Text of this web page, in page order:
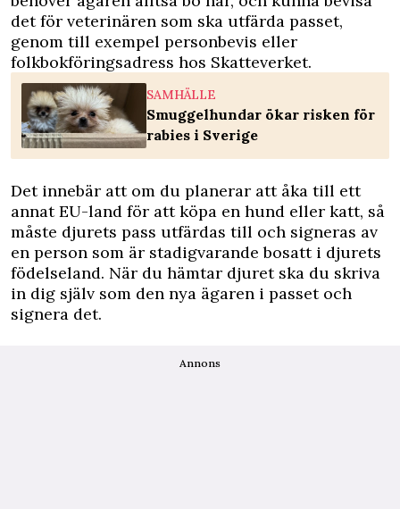
det för veterinären som ska utfärda passet,
genom till exempel personbevis eller
folkbokförings­adress hos Skatteverket.
SAMHÄLLE
Smuggelhundar ökar risken för
rabies i Sverige
Det innebär att om du planerar att åka till ett
annat EU-land för att köpa en hund eller katt, så
måste djurets pass utfärdas till och signeras av
en person som är stadigvarande bosatt i djurets
födelseland. När du hämtar djuret ska du skriva
in dig själv som den nya ägaren i passet och
signera det.
Annons